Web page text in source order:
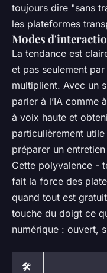
toujours dire "sans
les plateformes
Modes
La tendance est
et pas seulement
multiplient. Avec un
parler à l’IA comme
à voix haute et
particulièrement
préparer un
Cette polyvalence -
fait la force des
quand tout est
touche du doigt ce
numérique : ouvert,
🛠️